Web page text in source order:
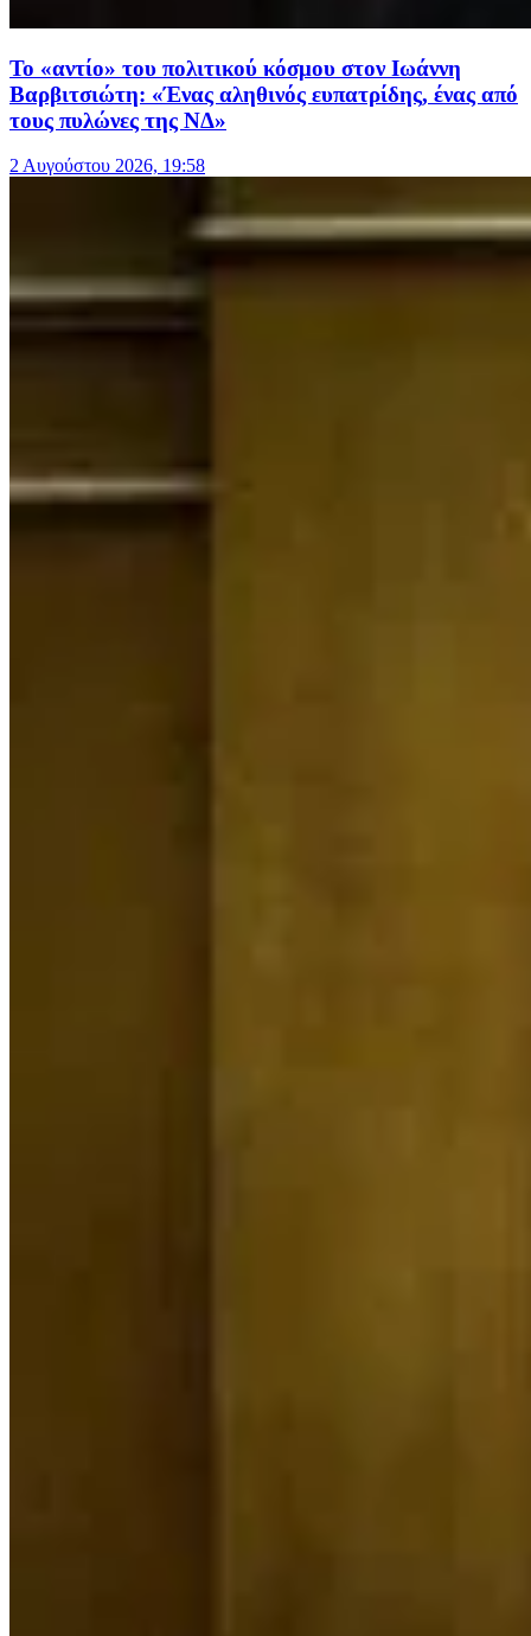
Το «αντίο» του πολιτικού κόσμου στον Ιωάννη
Βαρβιτσιώτη: «Ένας αληθινός ευπατρίδης, ένας από
τους πυλώνες της ΝΔ»
2 Αυγούστου 2026, 19:58